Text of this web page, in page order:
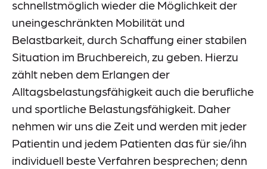
schnellstmöglich wieder die Möglichkeit der
uneingeschränkten Mobilität und
Belastbarkeit, durch Schaffung einer stabilen
Situation im Bruchbereich, zu geben. Hierzu
zählt neben dem Erlangen der
Alltagsbelastungsfähigkeit auch die berufliche
und sportliche Belastungsfähigkeit. Daher
nehmen wir uns die Zeit und werden mit jeder
Patientin und jedem Patienten das für sie/ihn
individuell beste Verfahren besprechen; denn